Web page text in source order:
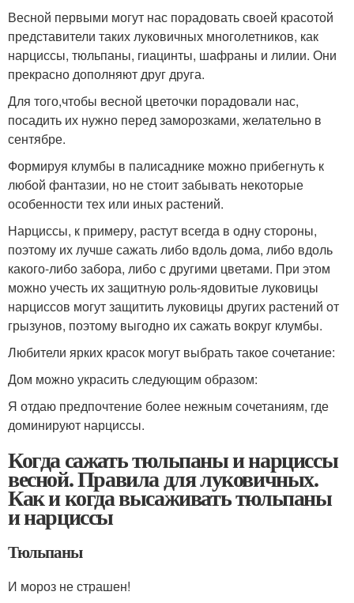
Весной первыми могут нас порадовать своей красотой
представители таких луковичных многолетников, как
нарциссы, тюльпаны, гиацинты, шафраны и лилии. Они
прекрасно дополняют друг друга.
Для того,чтобы весной цветочки порадовали нас,
посадить их нужно перед заморозками, желательно в
сентябре.
Формируя клумбы в палисаднике можно прибегнуть к
любой фантазии, но не стоит забывать некоторые
особенности тех или иных растений.
Нарциссы, к примеру, растут всегда в одну стороны,
поэтому их лучше сажать либо вдоль дома, либо вдоль
какого-либо забора, либо с другими цветами. При этом
можно учесть их защитную роль-ядовитые луковицы
нарциссов могут защитить луковицы других растений от
грызунов, поэтому выгодно их сажать вокруг клумбы.
Любители ярких красок могут выбрать такое сочетание:
Дом можно украсить следующим образом:
Я отдаю предпочтение более нежным сочетаниям, где
доминируют нарциссы.
Когда сажать тюльпаны и нарциссы
весной. Правила для луковичных.
Как и когда высаживать тюльпаны
и нарциссы
Тюльпаны
И мороз не страшен!